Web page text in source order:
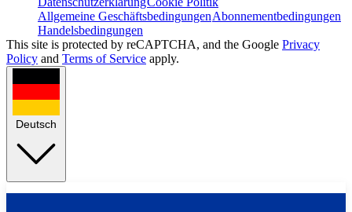
Allgemeine GeschäftsbedingungenAbonnementbedingungen
Handelsbedingungen
This site is protected by reCAPTCHA, and the Google Privacy
Policy and Terms of Service apply.
Deutsch